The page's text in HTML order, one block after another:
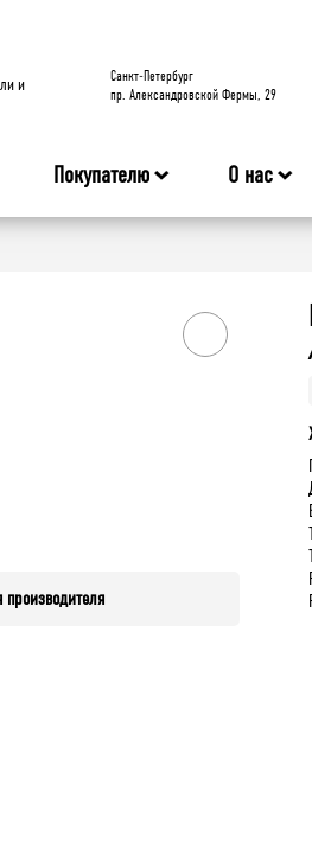
и
Cанкт-Петербург
пр. Александровской Фермы, 29
Покупателю О нас
производителя